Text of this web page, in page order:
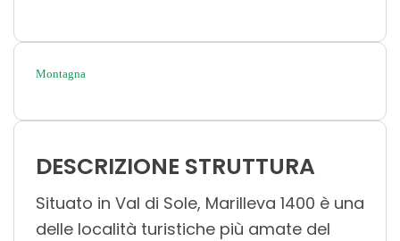
Montagna
DESCRIZIONE STRUTTURA
Situato in Val di Sole, Marilleva 1400 è una
delle località turistiche più amate del